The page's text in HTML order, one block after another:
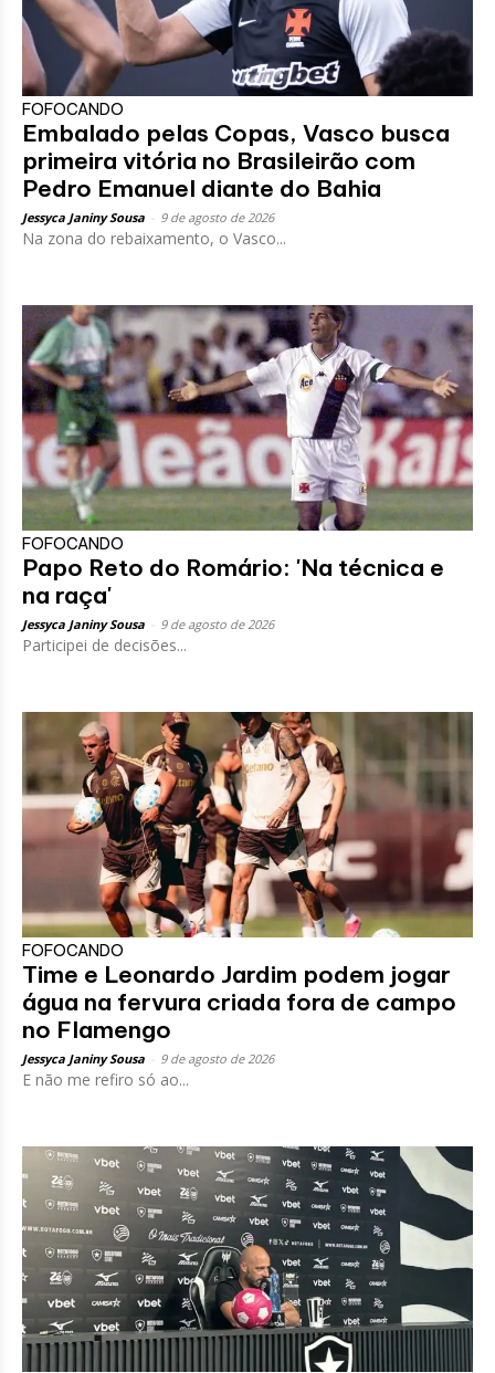
FOFOCANDO
Embalado pelas Copas, Vasco busca
primeira vitória no Brasileirão com
Pedro Emanuel diante do Bahia
Jessyca Janiny Sousa 9 de agosto de 2026
Na zona do rebaixamento, o Vasco...
FOFOCANDO
Papo Reto do Romário: 'Na técnica e
na raça'
Jessyca Janiny Sousa 9 de agosto de 2026
Participei de decisões...
FOFOCANDO
Time e Leonardo Jardim podem jogar
água na fervura criada fora de campo
no Flamengo
Jessyca Janiny Sousa 9 de agosto de 2026
E não me refiro só ao...